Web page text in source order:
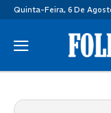
Quinta-Feira, 6 De